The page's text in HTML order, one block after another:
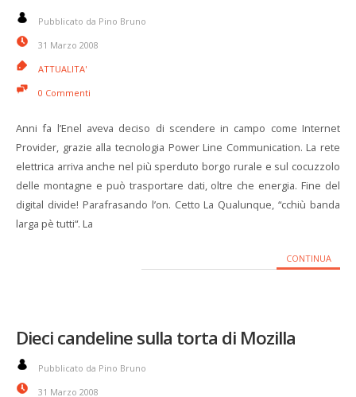
Pubblicato da Pino Bruno
31 Marzo 2008
ATTUALITA'
0 Commenti
Anni fa l’Enel aveva deciso di scendere in campo come Internet
Provider, grazie alla tecnologia Power Line Communication. La rete
elettrica arriva anche nel più sperduto borgo rurale e sul cocuzzolo
delle montagne e può trasportare dati, oltre che energia. Fine del
digital divide! Parafrasando l’on. Cetto La Qualunque, “cchiù banda
larga pè tutti“. La
CONTINUA
Dieci candeline sulla torta di Mozilla
Pubblicato da Pino Bruno
31 Marzo 2008